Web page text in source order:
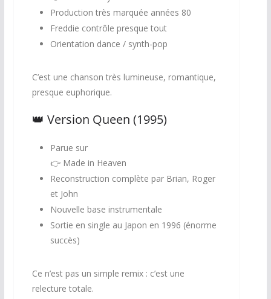
Production très marquée années 80
Freddie contrôle presque tout
Orientation dance / synth-pop
C’est une chanson très lumineuse, romantique,
presque euphorique.
👑 Version Queen (1995)
Parue sur
👉 Made in Heaven
Reconstruction complète par Brian, Roger
et John
Nouvelle base instrumentale
Sortie en single au Japon en 1996 (énorme
succès)
Ce n’est pas un simple remix : c’est une
relecture totale.